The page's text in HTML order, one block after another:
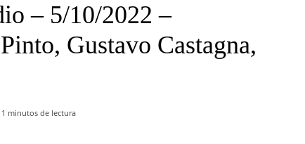
– 5/10/2022 –
Gustavo Castagna,
minutos de lectura